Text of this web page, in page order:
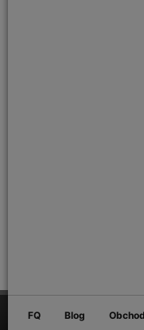
FQ Blog